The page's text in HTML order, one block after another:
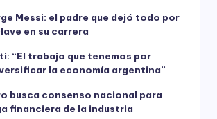
Messi: el padre que dejó todo por
en su carrera
“El trabajo que tenemos por
la economía argentina”
busca consenso nacional para
financiera de la industria